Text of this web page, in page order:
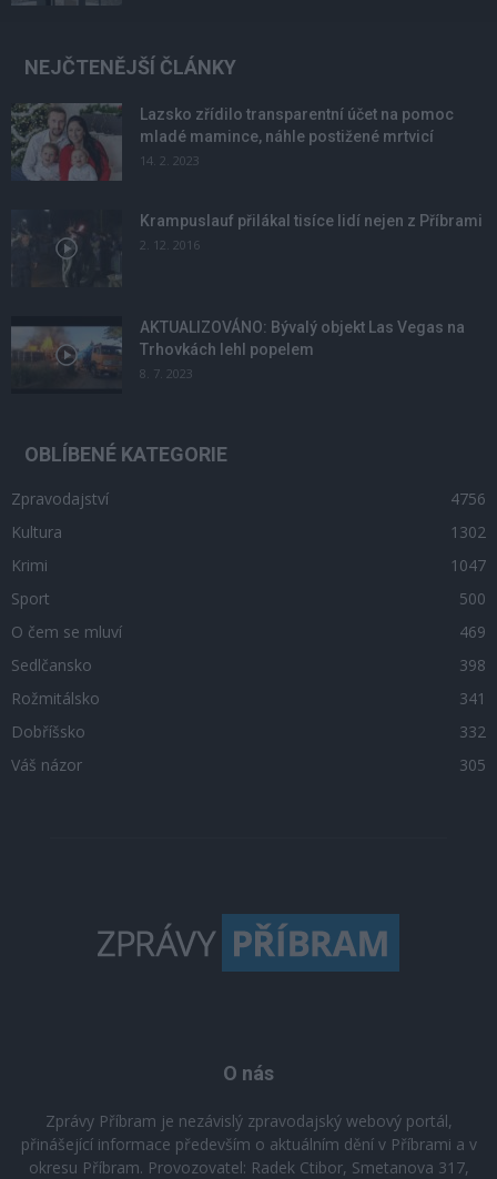
NEJČTENĚJŠÍ ČLÁNKY
Lazsko zřídilo transparentní účet na pomoc
mladé mamince, náhle postižené mrtvicí
14. 2. 2023
Krampuslauf přilákal tisíce lidí nejen z Příbrami
2. 12. 2016
AKTUALIZOVÁNO: Bývalý objekt Las Vegas na
Trhovkách lehl popelem
8. 7. 2023
OBLÍBENÉ KATEGORIE
Zpravodajství
4756
Kultura
1302
Krimi
1047
Sport
500
O čem se mluví
469
Sedlčansko
398
Rožmitálsko
341
Dobříšsko
332
Váš názor
305
O nás
Zprávy Příbram je nezávislý zpravodajský webový portál,
přinášející informace především o aktuálním dění v Příbrami a v
okresu Příbram. Provozovatel: Radek Ctibor, Smetanova 317,